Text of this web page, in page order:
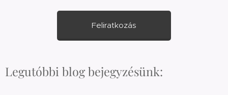
Feliratkozás
Legutóbbi blog bejegyzésünk: